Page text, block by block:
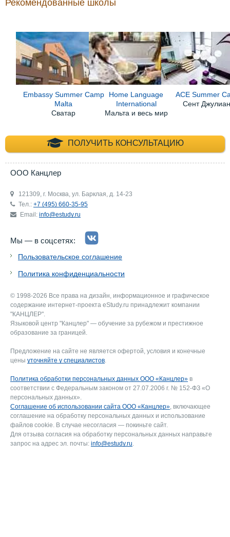
Рекомендованные школы
Embassy Summer Camp
Malta
Сватар
Home Language
International
Мальта и весь мир
ACE Summer
Сент
ПОЛУЧИТЬ КОНСУЛЬТАЦИЮ
+7 (495) 660-35-
ООО Канцлер
121309, г. Москва, ул. Барклая, д. 14-23
Тел.: +7 (495) 660-35-95
Email: info@estudy.ru
Мы — в соцсетях:
Пользовательское соглашение
Политика конфиденциальности
© 1998-2026 Все права на дизайн, информационное и графическое
содержание интернет-проекта eStudy.ru принадлежит компании
"КАНЦЛЕР".
Языковой центр "Канцлер" — обучение за рубежом и престижное
образование за границей.
Предложение на сайте не является офертой, условия и конечные
цены уточняйте у специалистов.
Политика обработки персональных данных ООО «Канцлер» в
соответствии с Федеральным законом от 27.07.2006 г. № 152-ФЗ «О
персональных данных».
Соглашение об использовании сайта ООО «Канцлер», включающее
соглашение на обработку персональных данных и использование
файлов cookie. В случае несогласия — покиньте сайт.
Для отзыва согласия на обработку персональных данных направьте
запрос на адрес эл. почты: info@estudy.ru.